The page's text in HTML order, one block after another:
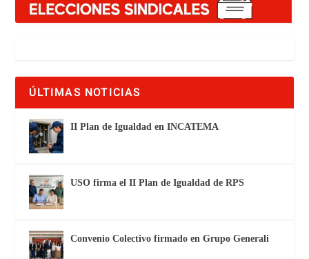
ÚLTIMAS NOTICIAS
II Plan de Igualdad en INCATEMA
USO firma el II Plan de Igualdad de RPS
Convenio Colectivo firmado en Grupo Generali